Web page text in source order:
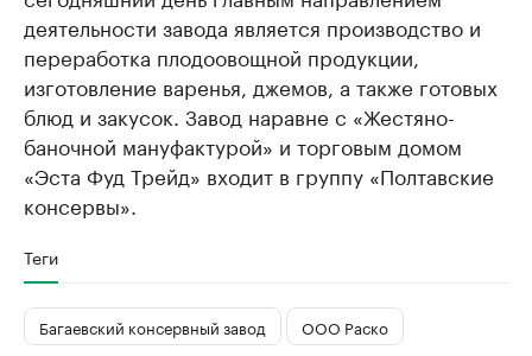
деятельности завода является производство и
переработка плодоовощной продукции,
изготовление варенья, джемов, а также готовых
блюд и закусок. Завод наравне с «Жестяно-
баночной мануфактурой» и торговым домом
«Эста Фуд Трейд» входит в группу «Полтавские
консервы».
Теги
Багаевский консервный завод ООО Раско